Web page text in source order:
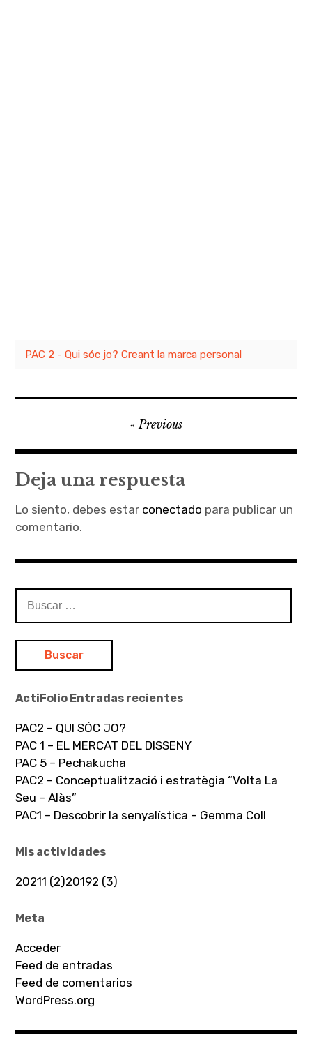
PAC 2 - Qui sóc jo? Creant la marca personal
de
entradas
Previous
Deja una respuesta
Lo siento, debes estar conectado para publicar un
comentario.
ActiFolio Entradas recientes
PAC2 – QUI SÓC JO?
PAC 1 – EL MERCAT DEL DISSENY
PAC 5 – Pechakucha
PAC2 – Conceptualització i estratègia “Volta La
Seu – Alàs”
PAC1 – Descobrir la senyalística – Gemma Coll
Mis actividades
20211 (2)20192 (3)
Meta
Acceder
Feed de entradas
Feed de comentarios
WordPress.org